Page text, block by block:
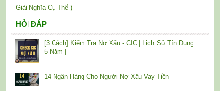
Giải Nghĩa Cụ Thể )
HỎI ĐÁP
[3 Cách] Kiểm Tra Nợ Xấu - CIC | Lịch Sử Tín Dụng
5 Năm |
14 Ngân Hàng Cho Người Nợ Xấu Vay Tiền